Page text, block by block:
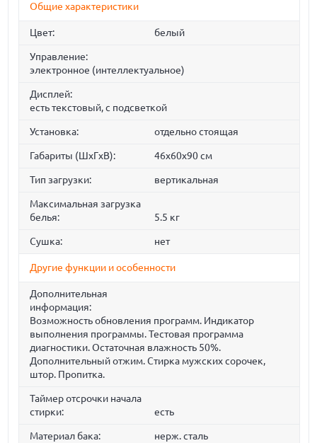
Общие характеристики
Цвет: белый
Управление:
электронное (интеллектуальное)
Дисплей:
есть текстовый, с подсветкой
Установка: отдельно стоящая
Габариты (ШxГxВ): 46x60x90 см
Тип загрузки: вертикальная
Максимальная загрузка
белья:
5.5 кг
Сушка: нет
Другие функции и особенности
Дополнительная
информация:
Возможность обновления программ. Индикатор
выполнения программы. Тестовая программа
диагностики. Остаточная влажность 50%.
Дополнительный отжим. Стирка мужских сорочек,
штор. Пропитка.
Таймер отсрочки начала
стирки:
есть
Материал бака: нерж. сталь